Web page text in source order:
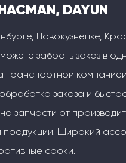
DAYUN
Новокузнецке,
забрать заказ в
транспортной
заказа и
запчасти от
продукции! Широкий
сроки.